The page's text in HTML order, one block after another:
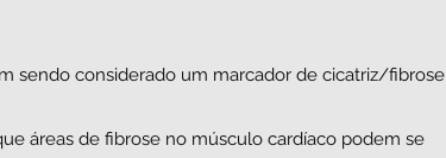
sendo considerado um marcador de cicatriz/fibrose
áreas de fibrose no músculo cardíaco podem se